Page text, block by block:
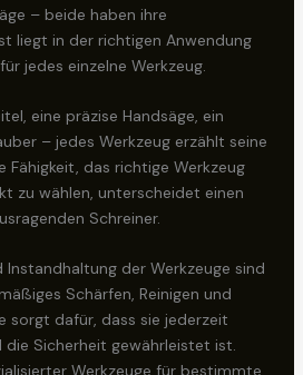
– beide haben ihre
liegt in der richtigen Anwendung
jedes einzelne Werkzeug.
eine präzise Handsäge, ein
– jedes Werkzeug erzählt seine
Fähigkeit, das richtige Werkzeug
zu wählen, unterscheidet einen
Schreiner.
Instandhaltung der Werkzeuge sind
Schärfen, Reinigen und
sorgt dafür, dass sie jederzeit
Sicherheit gewährleistet ist.